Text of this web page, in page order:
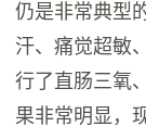
仍是非常典型
汗、痛觉超敏
行了直肠三氧
果非常明显，